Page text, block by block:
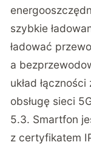
szybkie
ładować
a
układ
obsługę sieci
5.3. Smartfon
z certyfikatem